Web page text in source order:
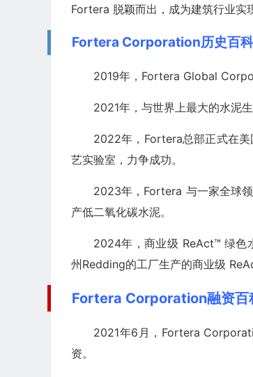
Fortera 脱颖而出，成为建筑行业实
Fortera Corporation历史百科
2019年，Fortera Global
2021年，与世界上最大的水泥
2022年，Fortera总部正式在
艺实验室，力争成功。
2023年，Fortera 与一家全球
产低二氧化碳水泥。
2024年，商业级 ReAct™ 绿色
州Redding的工厂生产的商业级
Fortera Corporation融资百
2021年6月，Fortera
资。